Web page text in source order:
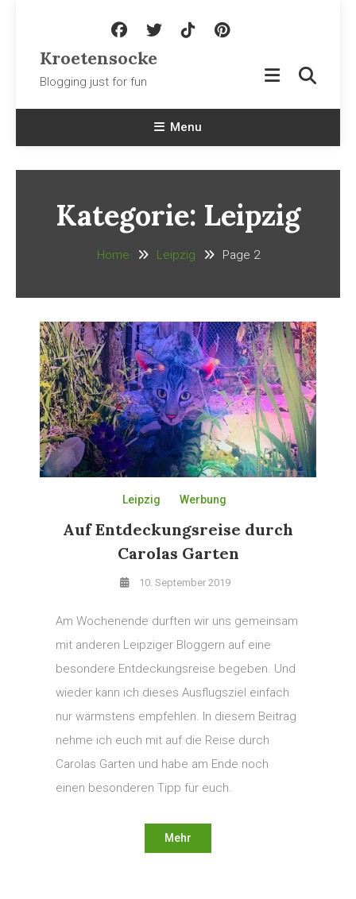
Kroetensocke
Blogging just for fun
Menu
Kategorie: Leipzig
Home Leipzig Page 2
Leipzig Werbung
Auf Entdeckungsreise durch
Carolas Garten
10. September 2019
Am Wochenende durften wir uns gemeinsam
mit anderen Leipziger Bloggern auf eine
besondere Entdeckungsreise begeben. Und
wieder kann ich dieses Ausflugsziel einfach
nur wärmstens empfehlen. In diesem Beitrag
nehme ich euch mit auf die Reise durch
Carolas Garten und habe am Ende noch
einen besonderen Tipp für euch.
Mehr